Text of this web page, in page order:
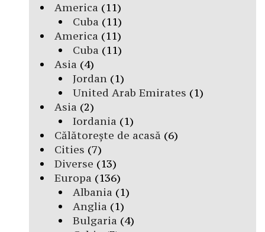
America (11)
Cuba (11)
America (11)
Cuba (11)
Asia (4)
Jordan(1)
United Arab Emirates (1)
Asia (2)
Iordania (1)
Călătorește de acasă (6)
Cities (7)
Diverse (13)
Europa (136)
Albania (1)
Anglia (1)
Bulgaria (4)